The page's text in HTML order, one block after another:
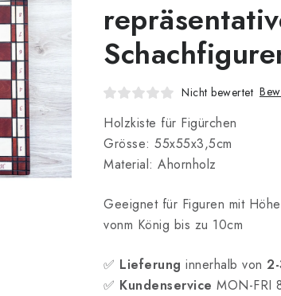
Nicht bewertet
Holzkiste für Figürchen
Grösse: 55x55x3,5cm
Material: Ahornholz
Geeignet für Figuren mit Höhe
vonm König bis zu 10cm
✅ Lieferung innerhalb von
✅ Kundenservice MON-FRI